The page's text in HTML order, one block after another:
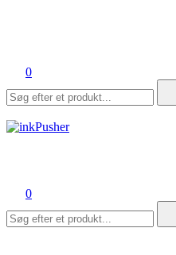
0
efter:
0
efter: